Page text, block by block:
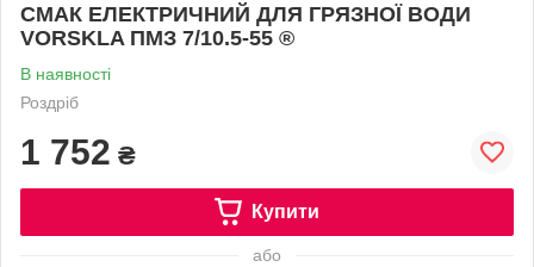
СМАК ЕЛЕКТРИЧНИЙ ДЛЯ ГРЯЗНОЇ ВОДИ
VORSKLA ПМЗ 7/10.5-55 ®
В наявності
Роздріб
1 752 ₴
Купити
або